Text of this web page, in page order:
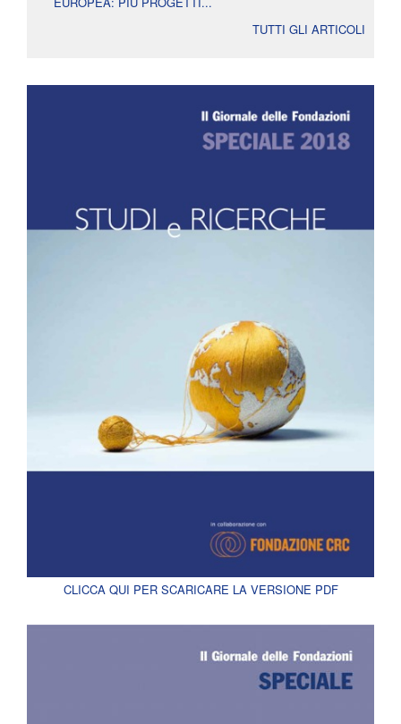
TUTTI GLI ARTICOLI
CLICCA QUI PER SCARICARE LA VERSIONE PDF